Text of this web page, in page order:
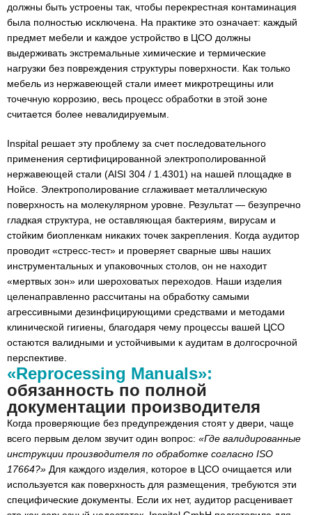
должны быть устроены так, чтобы перекрестная контаминация
была полностью исключена. На практике это означает: каждый
предмет мебели и каждое устройство в ЦСО должны
выдерживать экстремальные химические и термические
нагрузки без повреждения структуры поверхности. Как только
мебель из нержавеющей стали имеет микротрещины или
точечную коррозию, весь процесс обработки в этой зоне
считается более невалидируемым.
Inspital решает эту проблему за счет последовательного
применения сертифицированной электрополированной
нержавеющей стали (AISI 304 / 1.4301) на нашей площадке в
Нойсе. Электрополирование сглаживает металлическую
поверхность на молекулярном уровне. Результат — безупречно
гладкая структура, не оставляющая бактериям, вирусам и
стойким биопленкам никаких точек закрепления. Когда аудитор
проводит «стресс-тест» и проверяет сварные швы наших
инструментальных и упаковочных столов, он не находит
«мертвых зон» или шероховатых переходов. Наши изделия
целенаправленно рассчитаны на обработку самыми
агрессивными дезинфицирующими средствами и методами
клинической гигиены, благодаря чему процессы вашей ЦСО
остаются валидными и устойчивыми к аудитам в долгосрочной
перспективе.
«Reprocessing Manuals»:
обязанность по полной
документации производителя
Когда проверяющие без предупреждения стоят у двери, чаще
всего первым делом звучит один вопрос: «Где валидированные
инструкции производителя по обработке согласно ISO
17664?» Для каждого изделия, которое в ЦСО очищается или
используется как поверхность для размещения, требуются эти
специфические документы. Если их нет, аудитор расценивает